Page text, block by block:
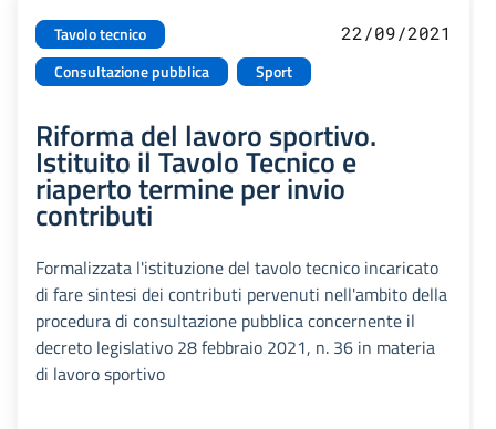
Tavolo tecnico
Consultazione pubblica
Sport
22/09/2021
Riforma del lavoro sportivo.
Istituito il Tavolo Tecnico e
riaperto termine per invio
contributi
Formalizzata l'istituzione del tavolo tecnico incaricato
di fare sintesi dei contributi pervenuti nell'ambito della
procedura di consultazione pubblica concernente il
decreto legislativo 28 febbraio 2021, n. 36 in materia
di lavoro sportivo